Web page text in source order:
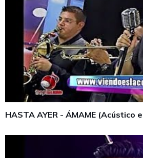
HASTA AYER - ÁMAME (Acústico